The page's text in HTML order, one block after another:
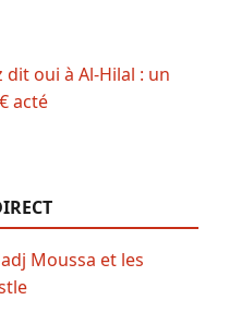
oui à Al-Hilal : un
acté
Moussa et les